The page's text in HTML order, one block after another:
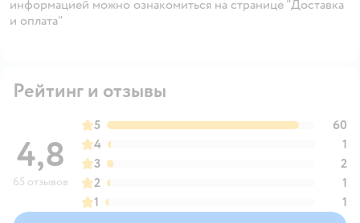
информацией можно ознакомиться на странице "Доставка
и оплата"
Рейтинг и отзывы
4,8
65 отзывов
5
60
4
1
3
2
2
1
1
1